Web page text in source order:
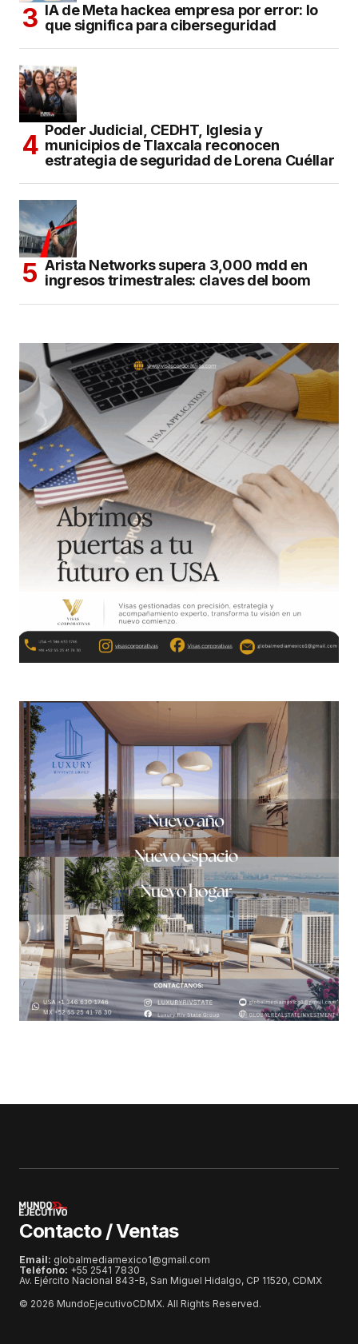
IA de Meta hackea empresa por error: lo
que significa para ciberseguridad
Poder Judicial, CEDHT, Iglesia y
municipios de Tlaxcala reconocen
estrategia de seguridad de Lorena Cuéllar
Arista Networks supera 3,000 mdd en
ingresos trimestrales: claves del boom
Contacto / Ventas
Email: globalmediamexico1@gmail.com
Teléfono: +55 2541 7830
Av. Ejército Nacional 843-B, San Miguel Hidalgo, CP 11520, CDMX
© 2026 MundoEjecutivoCDMX. All Rights Reserved.